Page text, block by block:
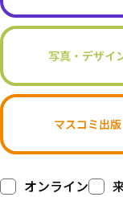
写真・デザイ
マスコミ出版
オンライン